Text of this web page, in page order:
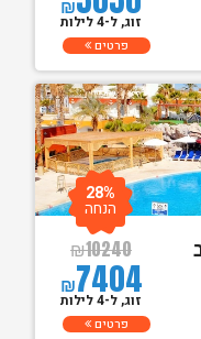
₪
זוג, ל-4 לילות
פרטים
₪10240
₪7404
28%
הנחה
זוג, ל-4 לילות
פרטים